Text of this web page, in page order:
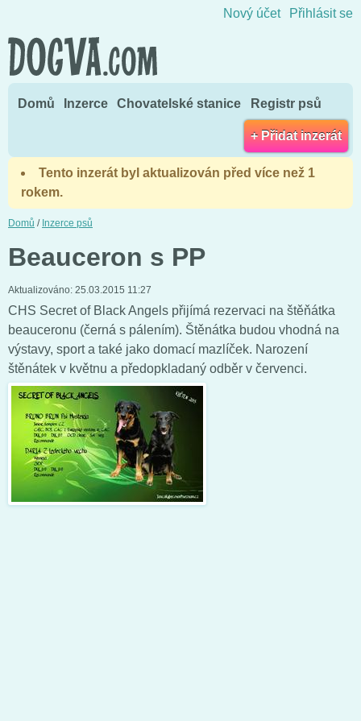
Nový účet Přihlásit se
Domů Inzerce Chovatelské stanice Registr psů
+ Přidat inzerát
Tento inzerát byl aktualizován před více než 1
rokem.
Domů / Inzerce psů
Beauceron s PP
Aktualizováno: 25.03.2015 11:27
CHS Secret of Black Angels přijímá rezervaci na štěňátka
beauceronu (černá s pálením). Štěnátka budou vhodná na
výstavy, sport a také jako domací mazlíček. Narození
štěnátek v květnu a předopkladaný odběr v červenci.